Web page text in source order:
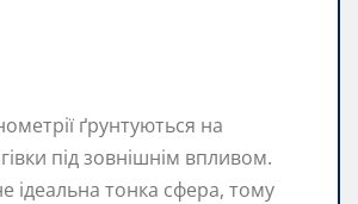
ґрунтуються на
під зовнішнім впливом.
ідеальна тонка сфера, тому